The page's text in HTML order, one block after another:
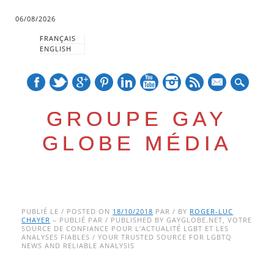
06/08/2026
FRANÇAIS
ENGLISH
GROUPE GAY
GLOBE MÉDIA
Main menu
to
content
PUBLIÉ LE / POSTED ON 18/10/2018 PAR / BY ROGER-LUC
CHAYER – PUBLIÉ PAR / PUBLISHED BY GAYGLOBE.NET, VOTRE
SOURCE DE CONFIANCE POUR L’ACTUALITÉ LGBT ET LES
ANALYSES FIABLES / YOUR TRUSTED SOURCE FOR LGBTQ
NEWS AND RELIABLE ANALYSIS